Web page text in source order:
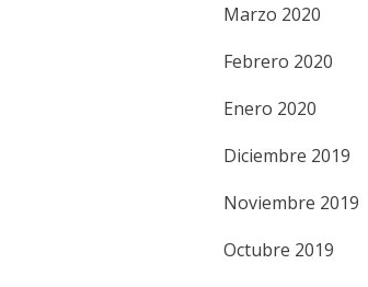
Marzo 2020
Febrero 2020
Enero 2020
Diciembre 2019
Noviembre 2019
Octubre 2019